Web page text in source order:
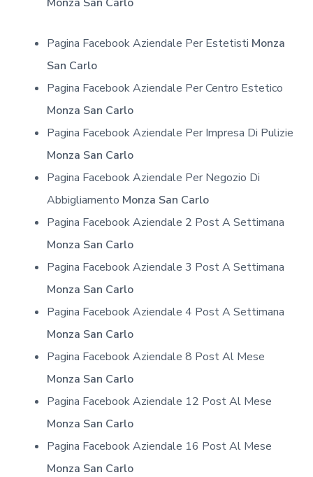
Pagina Facebook Aziendale Per Estetisti Monza
San Carlo
Pagina Facebook Aziendale Per Centro Estetico
Monza San Carlo
Pagina Facebook Aziendale Per Impresa Di Pulizie
Monza San Carlo
Pagina Facebook Aziendale Per Negozio Di
Abbigliamento Monza San Carlo
Pagina Facebook Aziendale 2 Post A Settimana
Monza San Carlo
Pagina Facebook Aziendale 3 Post A Settimana
Monza San Carlo
Pagina Facebook Aziendale 4 Post A Settimana
Monza San Carlo
Pagina Facebook Aziendale 8 Post Al Mese
Monza San Carlo
Pagina Facebook Aziendale 12 Post Al Mese
Monza San Carlo
Pagina Facebook Aziendale 16 Post Al Mese
Monza San Carlo